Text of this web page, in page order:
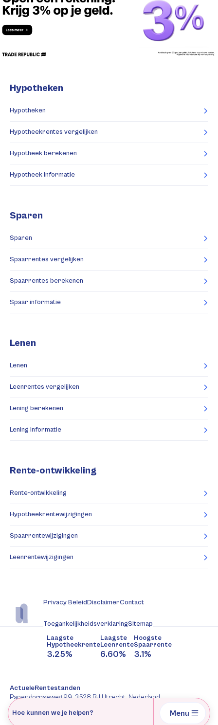
Hypotheken
Hypotheken
Hypotheekrentes vergelijken
Hypotheek berekenen
Hypotheek informatie
Sparen
Sparen
Spaarrentes vergelijken
Spaarrentes berekenen
Spaar informatie
Lenen
Lenen
Leenrentes vergelijken
Lening berekenen
Lening informatie
Rente-ontwikkeling
Rente-ontwikkeling
Hypotheekrentewijzigingen
Spaarrentewijzigingen
Leenrentewijzigingen
Privacy BeleidDisclaimerContact
ToegankelijkheidsverklaringSitemap
Laagste
Hypotheekrente
3.25%
Laagste
Leenrente
6.60%
Hoogste
Spaarrente
3.1%
ActueleRentestanden
Papendorpseweg 99, 3528 BJ Utrecht, Nederland
088-2277344
AFM: 12047091
Hoe kunnen we je helpen? Menu